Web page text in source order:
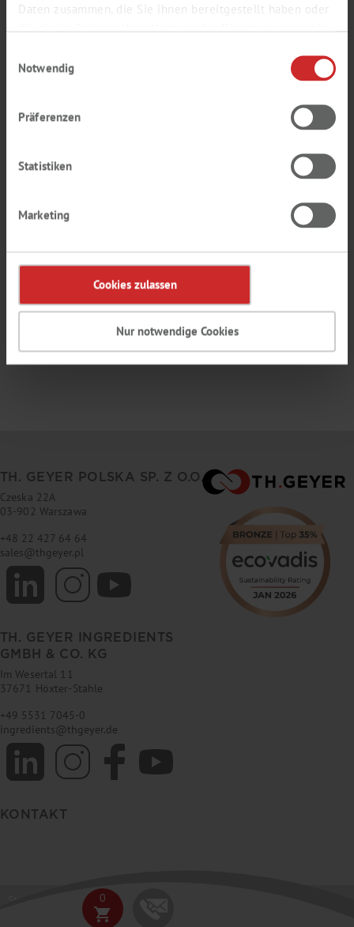
Daten zusammen, die Sie ihnen bereitgestellt haben oder
Notwendig
Präferenzen
Statistiken
Marketing
Cookies zulassen
Nur notwendige Cookies
0
shopping_cart
Powtórz e-mail *
Powtórz hasło *
Twoje hasło musi składać się z min. 6 znaków: litery oraz cyfry. Nie może
Pola oznaczone * są obowiązkowe.
TH. GEYER POLSKA SP. Z O.O.
Czeska 22A
03-902 Warszawa
+48 22 427 64 64
sales@thgeyer.pl
TH. GEYER INGREDIENTS
GMBH & CO. KG
Im Wesertal 11
37671 Höxter-Stahle
+49 5531 7045-0
ingredients@thgeyer.de
KONTAKT
Stopka redakcyjna OWH
© 2026 Th. Geyer GmbH & Co. KG / Th. Geyer Ingredients GmbH & Co. KG